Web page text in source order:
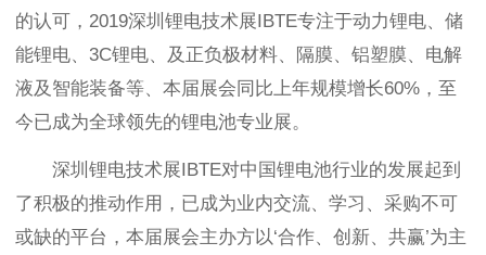
的认可，2019深圳锂电技术展IBTE专注于动力锂电、储
能锂电、3C锂电、及正负极材料、隔膜、铝塑膜、电解
液及智能装备等、本届展会同比上年规模增长60%，至
今已成为全球领先的锂电池专业展。
深圳锂电技术展IBTE对中国锂电池行业的发展起到
了积极的推动作用，已成为业内交流、学习、采购不可
或缺的平台，本届展会主办方以‘合作、创新、共赢’为主